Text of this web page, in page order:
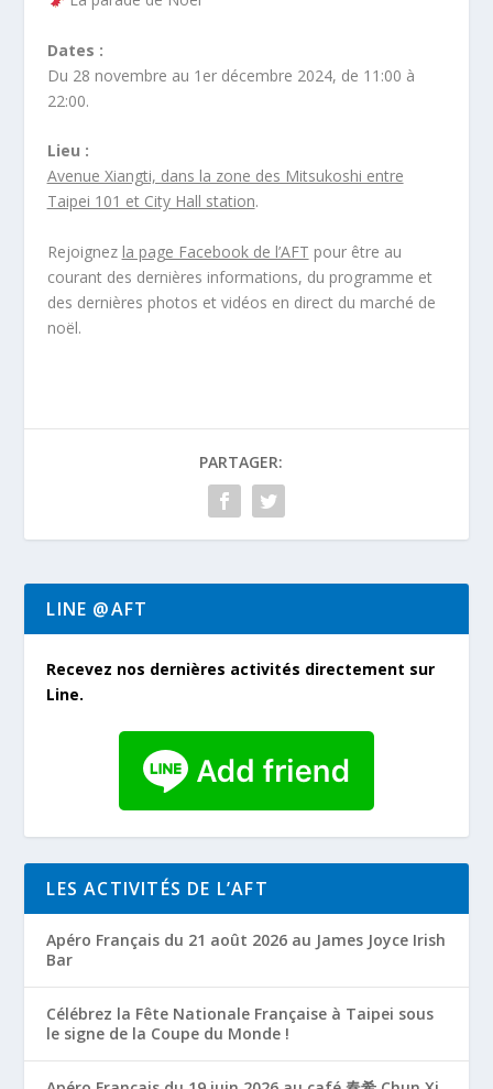
Dates :
Du 28 novembre au 1er décembre 2024, de 11:00 à
22:00.
Lieu :
Avenue Xiangti, dans la zone des Mitsukoshi entre
Taipei 101 et City Hall station.
Rejoignez la page Facebook de l’AFT pour être au
courant des dernières informations, du programme et
des dernières photos et vidéos en direct du marché de
noël.
PARTAGER:
LINE @AFT
Recevez nos dernières activités directement sur
Line.
LES ACTIVITÉS DE L’AFT
Apéro Français du 21 août 2026 au James Joyce Irish
Bar
Célébrez la Fête Nationale Française à Taipei sous
le signe de la Coupe du Monde !